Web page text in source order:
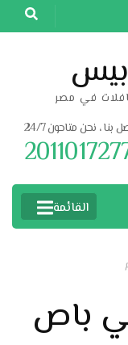
في مصر
بنا ، نحن متاحون 24/7
القائمة
باص